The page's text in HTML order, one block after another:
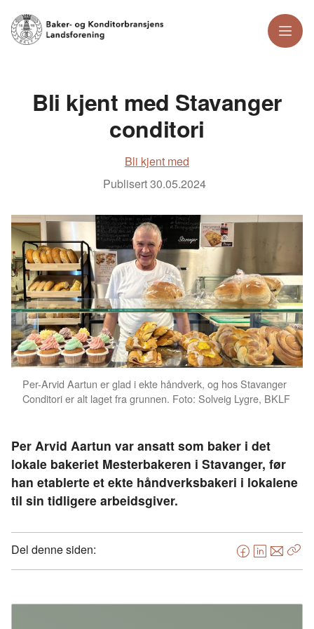
Meny
Bli kjent med Stavanger
conditori
Bli kjent med
Publisert30.05.2024
Per-Arvid Aartun er glad i ekte håndverk, og hos Stavanger
Conditori er alt laget fra grunnen. Foto: Solveig Lygre, BKLF
Per Arvid Aartun var ansatt som baker i det
lokale bakeriet Mesterbakeren i Stavanger, før
han etablerte et ekte håndverksbakeri i lokalene
til sin tidligere arbeidsgiver.
Del denne siden:
F
a
e
L
i
k
E
-
o